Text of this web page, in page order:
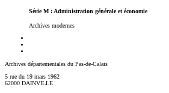
Série M : Administration générale et économie
Archives modernes
Archives départementales du Pas-de-Calais
5 rue du 19 mars 1962
62000 DAINVILLE